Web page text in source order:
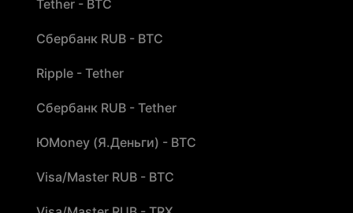
Tether - BTC
Сбербанк RUB - BTC
Ripple - Tether
Сбербанк RUB - Tether
ЮMoney (Я.Деньги) - BTC
Visa/Master RUB - BTC